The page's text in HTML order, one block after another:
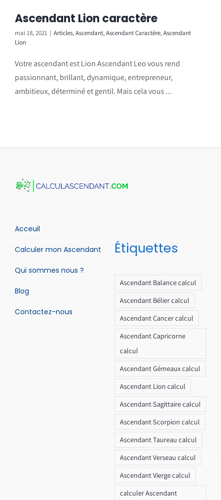
Ascendant Lion caractère
mai 18, 2021 | Articles,Ascendant,Ascendant Caractère,Ascendant
Lion
Votre ascendant est Lion Ascendant Leo vous rend
passionnant, brillant, dynamique, entrepreneur,
ambitieux, déterminé et gentil. Mais cela vous ...
Acceuil
Calculer mon Ascendant
Qui sommes nous ?
Blog
Contactez-nous
Étiquettes
Ascendant Balance calcul
Ascendant Bélier calcul
Ascendant Cancer calcul
Ascendant Capricorne
calcul
Ascendant Gémeaux calcul
Ascendant Lion calcul
Ascendant Sagittaire calcul
Ascendant Scorpion calcul
Ascendant Taureau calcul
Ascendant Verseau calcul
Ascendant Vierge calcul
calculer Ascendant